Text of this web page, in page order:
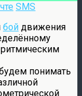
SMS
бой движения
понимать